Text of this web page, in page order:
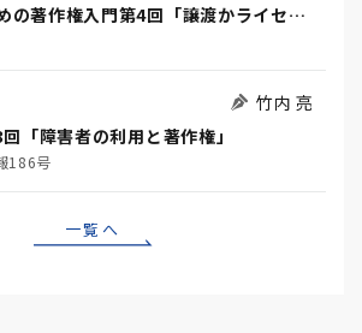
法務担当者のための著作権入門第4回「譲渡かライセンスか」
竹内 亮
「障害者の利用と著作権」
186号
一覧へ